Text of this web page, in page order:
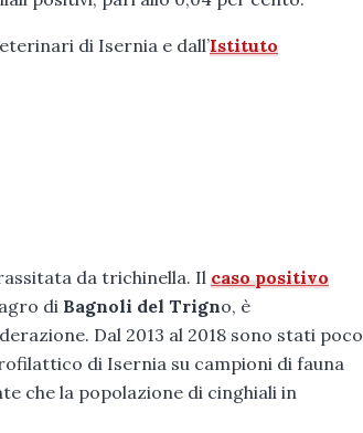
di Isernia e dall’Istituto
da trichinella. Il caso positivo
di Bagnoli del Trigno, è
Dal 2013 al 2018 sono stati poco
di Isernia su campioni di fauna
che la popolazione di cinghiali in